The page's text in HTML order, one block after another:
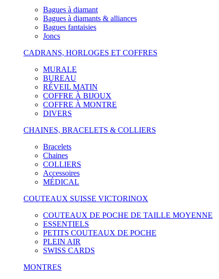
Bagues à diamant
Bagues à diamants & alliances
Bagues fantaisies
Joncs
CADRANS, HORLOGES ET COFFRES
MURALE
BUREAU
RÉVEIL MATIN
COFFRE À BIJOUX
COFFRE À MONTRE
DIVERS
CHAINES, BRACELETS & COLLIERS
Bracelets
Chaines
COLLIERS
Accessoires
MÉDICAL
COUTEAUX SUISSE VICTORINOX
COUTEAUX DE POCHE DE TAILLE MOYENNE
ESSENTIELS
PETITS COUTEAUX DE POCHE
PLEIN AIR
SWISS CARDS
MONTRES